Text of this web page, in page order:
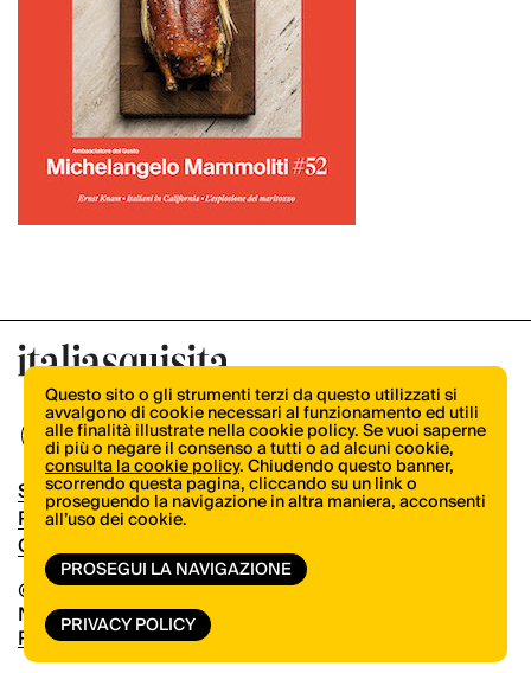
© Copyright 2026.Vertical.it
N.ro Iscrizione ROC 32504
Privacy Policy
Shop
Pubblicità
Contatti
Questo sito o gli strumenti terzi da questo utilizzati si
avvalgono di cookie necessari al funzionamento ed utili
alle finalità illustrate nella cookie policy. Se vuoi saperne
di più o negare il consenso a tutti o ad alcuni cookie,
consulta la cookie policy. Chiudendo questo banner,
scorrendo questa pagina, cliccando su un link o
proseguendo la navigazione in altra maniera, acconsenti
all’uso dei cookie.
PROSEGUI LA NAVIGAZIONE
PRIVACY POLICY